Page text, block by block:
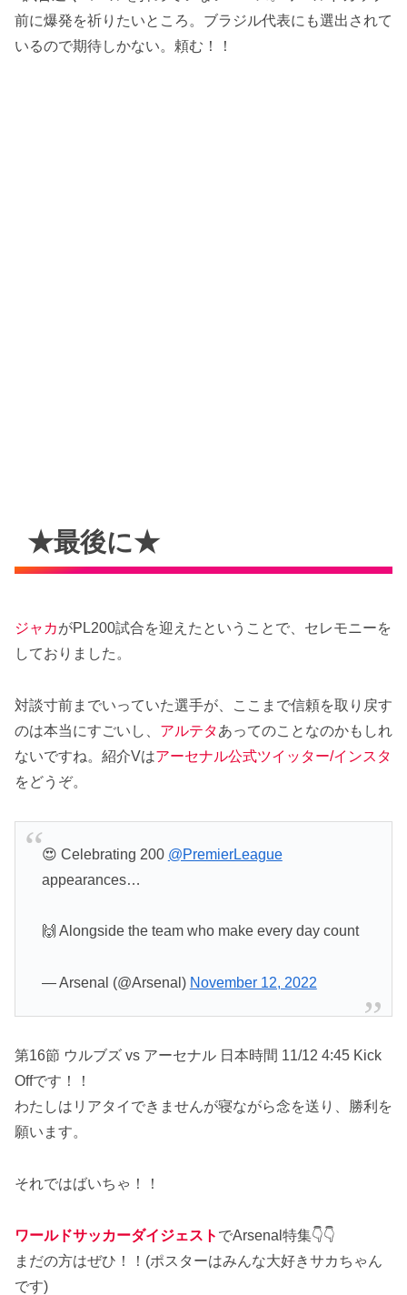
前に爆発を祈りたいところ。ブラジル代表にも選出されて
いるので期待しかない。頼む！！
★最後に★
ジャカがPL200試合を迎えたということで、セレモニーを
しておりました。
対談寸前までいっていた選手が、ここまで信頼を取り戻す
のは本当にすごいし、 アルテタあってのことなのかもしれ
ないですね。紹介Vはアーセナル公式ツイッター/インスタ
をどうぞ。
😍 Celebrating 200 @PremierLeague
appearances…
🙌 Alongside the team who make every day count
— Arsenal (@Arsenal) November 12, 2022
第16節 ウルブズ vs アーセナル 日本時間 11/12 4:45 Kick
Offです！！
わたしはリアタイできませんが寝ながら念を送り、勝利を
願います。
それではばいちゃ！！
ワールドサッカーダイジェスト でArsenal特集👇👇
まだの方はぜひ！！(ポスターはみんな大好きサカちゃん
です)